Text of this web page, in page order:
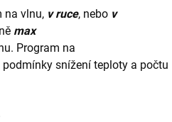
na vlnu, v ruce, nebo v
max
Program na
podmínky snížení teploty a počtu